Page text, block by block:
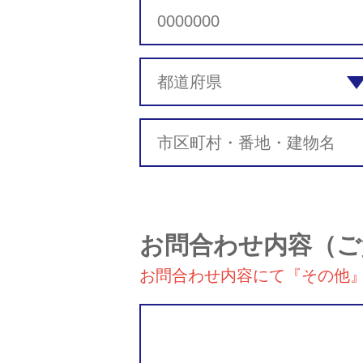
お問合わせ内容（
お問合わせ内容にて『その他